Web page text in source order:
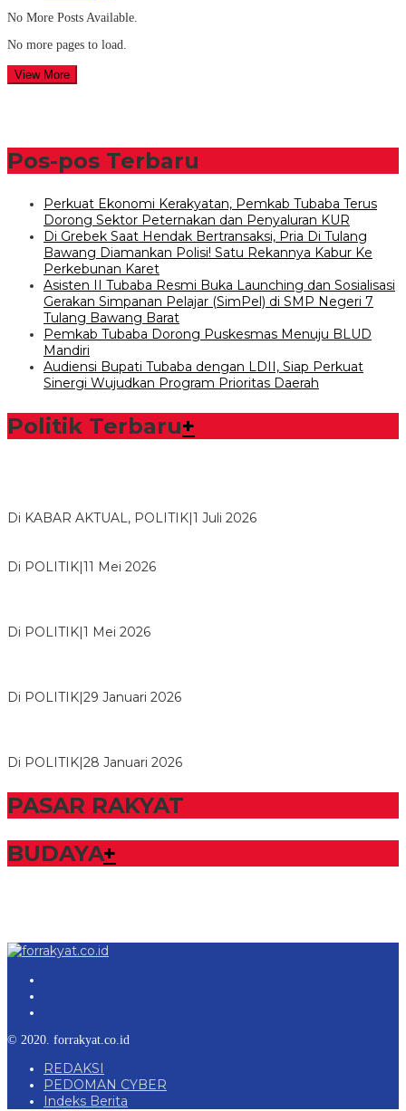
No More Posts Available.
No more pages to load.
View More
Pos-pos Terbaru
Perkuat Ekonomi Kerakyatan, Pemkab Tubaba Terus
Dorong Sektor Peternakan dan Penyaluran KUR
Di Grebek Saat Hendak Bertransaksi, Pria Di Tulang
Bawang Diamankan Polisi! Satu Rekannya Kabur Ke
Perkebunan Karet
Asisten II Tubaba Resmi Buka Launching dan Sosialisasi
Gerakan Simpanan Pelajar (SimPel) di SMP Negeri 7
Tulang Bawang Barat
Pemkab Tubaba Dorong Puskesmas Menuju BLUD
Mandiri
Audiensi Bupati Tubaba dengan LDII, Siap Perkuat
Sinergi Wujudkan Program Prioritas Daerah
Politik Terbaru+
Di KABAR AKTUAL, POLITIK|1 Juli 2026
Di POLITIK|11 Mei 2026
Di POLITIK|1 Mei 2026
Di POLITIK|29 Januari 2026
Di POLITIK|28 Januari 2026
PASAR RAKYAT
BUDAYA+
© 2020. forrakyat.co.id
REDAKSI
PEDOMAN CYBER
Indeks Berita